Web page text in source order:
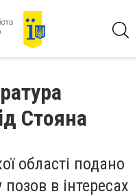
Стояна
області подано
в інтересах